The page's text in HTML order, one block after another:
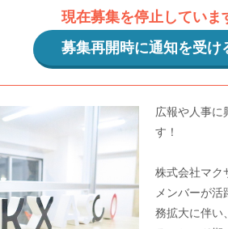
現在募集を停止していま
募集再開時に通知を受け
広報や人事に
す！
株式会社マク
メンバーが
務拡大に伴い